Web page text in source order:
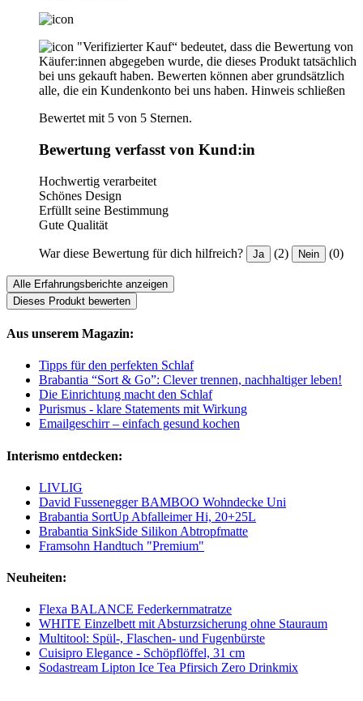
"Verifizierter Kauf“ bedeutet, dass die Bewertung von
Käufer:innen abgegeben wurde, die dieses Produkt tatsächlich
bei uns gekauft haben. Bewerten können aber grundsätzlich
alle, die ein Kundenkonto bei uns haben. Hinweis schließen
Bewertet mit 5 von 5 Sternen.
Bewertung verfasst von Kund:in
Hochwertig verarbeitet
Schönes Design
Erfüllt seine Bestimmung
Gute Qualität
War diese Bewertung für dich hilfreich? Ja (2) Nein (0)
Alle Erfahrungsberichte anzeigen
Dieses Produkt bewerten
Aus unserem Magazin:
Tipps für den perfekten Schlaf
Brabantia “Sort & Go”: Clever trennen, nachhaltiger leben!
Die Einrichtung macht den Schlaf
Purismus - klare Statements mit Wirkung
Emailgeschirr – einfach gesund kochen
Interismo entdecken:
LIVLIG
David Fussenegger BAMBOO Wohndecke Uni
Brabantia SortUp Abfalleimer Hi, 20+25L
Brabantia SinkSide Silikon Abtropfmatte
Framsohn Handtuch "Premium"
Neuheiten:
Flexa BALANCE Federkernmatratze
WHITE Einzelbett mit Absturzsicherung ohne Stauraum
Multitool: Spül-, Flaschen- und Fugenbürste
Cuisipro Elegance - Schöpflöffel, 31 cm
Sodastream Lipton Ice Tea Pfirsich Zero Drinkmix